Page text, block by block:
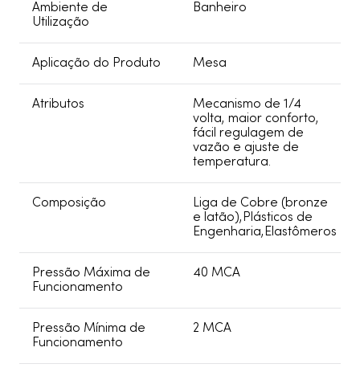
Ambiente de
Utilização
Banheiro
Aplicação do Produto Mesa
Atributos
Mecanismo de 1/4
volta, maior conforto,
fácil regulagem de
vazão e ajuste de
temperatura.
Composição
Liga de Cobre (bronze
e latão),Plásticos de
Engenharia,Elastômeros
Pressão Máxima de
Funcionamento
40 MCA
Pressão Mínima de
Funcionamento
2 MCA